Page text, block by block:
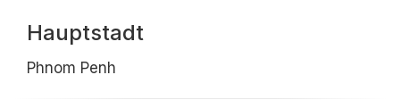
Hauptstadt
Phnom Penh